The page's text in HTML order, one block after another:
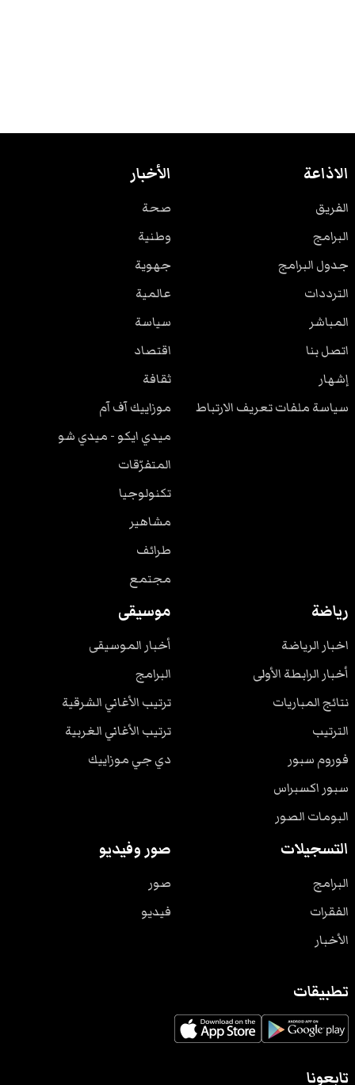
الاذاعة
الفريق
البرامج
جدول البرامج
الترددات
المباشر
اتصل بنا
إشهار
سياسة ملفات تعريف الارتباط
الأخبار
صحة
وطنية
جهوية
عالمية
سياسة
اقتصاد
ثقافة
موزاييك آف آم
ميدي ايكو - ميدي شو
المتفرّقات
تكنولوجيا
مشاهير
طرائف
مجتمع
رياضة
اخبار الرياضة
أخبار الرابطة الأولى
نتائج المباريات
الترتيب
فوروم سبور
سبور اكسبراس
البومات الصور
موسيقى
أخبار الموسيقى
البرامج
ترتيب الأغاني الشرقية
ترتيب الأغاني الغربية
دي جي موزاييك
التسجيلات
البرامج
الفقرات
الأخبار
صور وفيديو
صور
فيديو
تطبيقات
تابعونا